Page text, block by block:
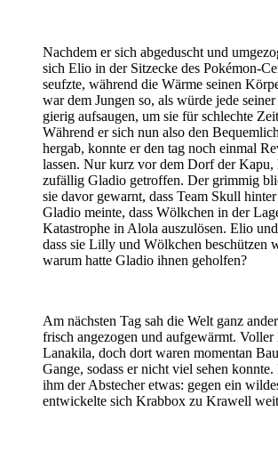
Nachdem er sich abgeduscht und
sich Elio in der Sitzecke des Pokémon-
seufzte, während die Wärme seinen
war dem Jungen so, als würde jede
gierig aufsaugen, um sie für schlechte
Während er sich nun also den
hergab, konnte er den tag noch einmal
lassen. Nur kurz vor dem Dorf der
zufällig Gladio getroffen. Der grimmig
sie davor gewarnt, dass Team Skull
Gladio meinte, dass Wölkchen in der
Katastrophe in Alola auszulösen. Elio
dass sie Lilly und Wölkchen beschützen
warum hatte Gladio ihnen geholfen?
Am nächsten Tag sah die Welt ganz
frisch angezogen und aufgewärmt.
Lanakila, doch dort waren momentan
Gange, sodass er nicht viel sehen
ihm der Abstecher etwas: gegen ein
entwickelte sich Krabbox zu Krawell